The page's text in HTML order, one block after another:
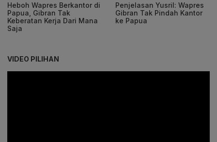
Heboh Wapres Berkantor di
Papua, Gibran Tak
Keberatan Kerja Dari Mana
Saja
Penjelasan Yusril: Wapres
Gibran Tak Pindah Kantor
ke Papua
VIDEO PILIHAN